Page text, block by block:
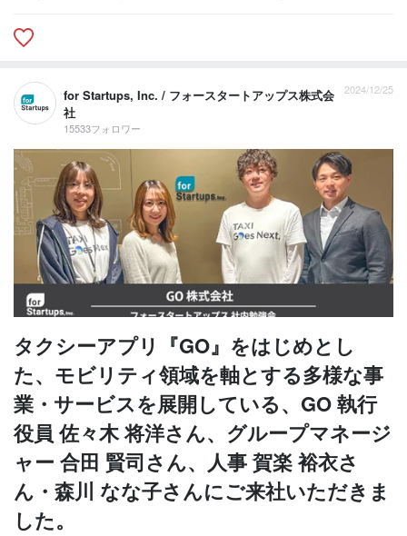
for Startups, Inc. / フォースタートアップス株式会
社
15533フォロワー
2024/12/25
タクシーアプリ『GO』をはじめとし
た、モビリティ領域を軸とする多様な事
業・サービスを展開している、GO 執行
役員 佐々木 将洋さん、グループマネージ
ャー 合田 賢司さん、人事 賀楽 裕衣さ
ん・森川 なな子さんにご来社いただきま
した。